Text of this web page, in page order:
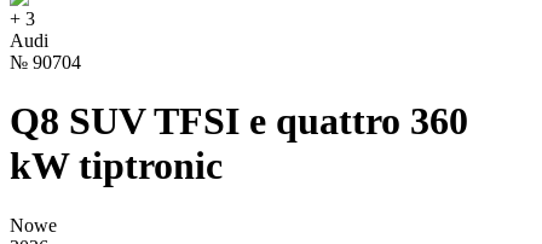
+ 3
Audi
№ 90704
Q8 SUV TFSI e quattro 360
kW tiptronic
Nowe